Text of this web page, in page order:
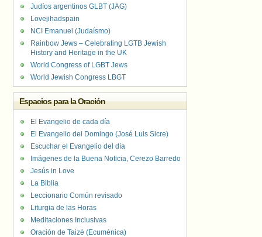
Judíos argentinos GLBT (JAG)
Lovejihadspain
NCI Emanuel (Judaísmo)
Rainbow Jews – Celebrating LGTB Jewish
History and Heritage in the UK
World Congress of LGBT Jews
World Jewish Congress LBGT
Espacios para la Oración
El Evangelio de cada día
El Evangelio del Domingo (José Luis Sicre)
Escuchar el Evangelio del día
Imágenes de la Buena Noticia, Cerezo Barredo
Jesús in Love
La Biblia
Leccionario Común revisado
Liturgia de las Horas
Meditaciones Inclusivas
Oración de Taizé (Ecuménica)